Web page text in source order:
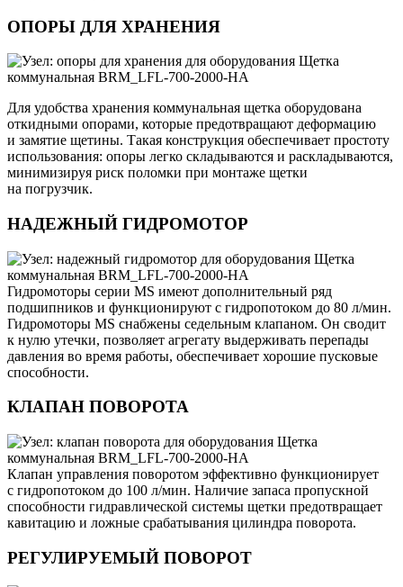
ОПОРЫ ДЛЯ ХРАНЕНИЯ
Для удобства хранения коммунальная щетка оборудована
откидными опорами, которые предотвращают деформацию
и замятие щетины. Такая конструкция обеспечивает простоту
использования: опоры легко складываются и раскладываются,
минимизируя риск поломки при монтаже щетки
на погрузчик.
НАДЕЖНЫЙ ГИДРОМОТОР
Гидромоторы серии MS имеют дополнительный ряд
подшипников и функционируют с гидропотоком до 80 л/мин.
Гидромоторы MS снабжены седельным клапаном. Он сводит
к нулю утечки, позволяет агрегату выдерживать перепады
давления во время работы, обеспечивает хорошие пусковые
способности.
КЛАПАН ПОВОРОТА
Клапан управления поворотом эффективно функционирует
с гидропотоком до 100 л/мин. Наличие запаса пропускной
способности гидравлической системы щетки предотвращает
кавитацию и ложные срабатывания цилиндра поворота.
РЕГУЛИРУЕМЫЙ ПОВОРОТ